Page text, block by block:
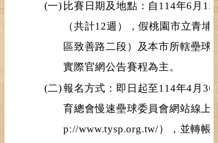
(一) 比賽日期及地點：自114年6月
（共計12週），假桃園市立青
區致善路二段）及本市所轄壘球
實際官網公告賽程為主。
(二)報名方式：即日起至114年4月
育總會慢速壘球委員會網站線上
p://www.tysp.org.tw/），並轉帳